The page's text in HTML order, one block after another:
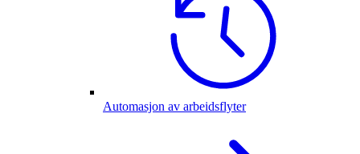
Automasjon av arbeidsflyter